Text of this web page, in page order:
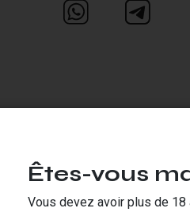
par Eliquid France est
même de la mangue dans
les mangues mûres
obtenir un e-liquide sur-
de vapotage constante
qualité élevés, ce concentré
Êtes-vous
Vous devez avoir plus de 18